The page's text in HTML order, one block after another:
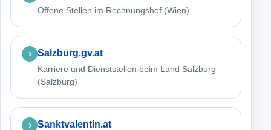
Offene Stellen im Rechnungshof (Wien)
Salzburg.gv.at
Karriere und Dienststellen beim Land Salzburg
(Salzburg)
Sanktvalentin.at